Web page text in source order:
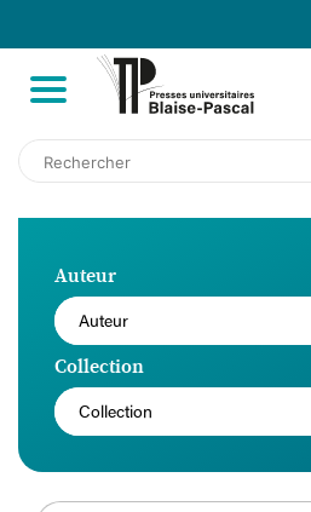
Auteur
Auteur
Collection
Collection